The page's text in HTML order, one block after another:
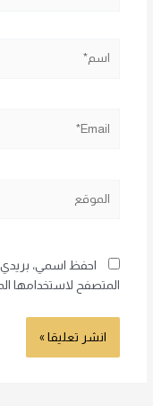
احفظ اسمي، بريدي
المتصفح لاستخدامها